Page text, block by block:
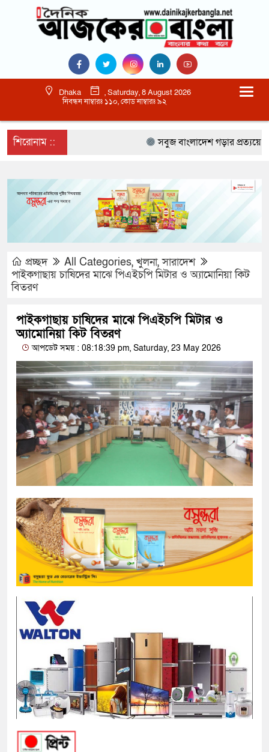
Dhaka
, Saturday, 8 August 2026
নিবন্ধন নাম্বারঃ ১১০, কোড নাম্বারঃ ৯২
শিরোনাম :: সবুজ বাংলাদেশ গড়ার প্রত্যয়ে
প্রচ্ছদ All Categories, খুলনা,সারাদেশ
পাইকগাছায় চাষিদের মাঝে পিএইচপি মিটার ও অ্যামোনিয়া কিট
বিতরণ
পাইকগাছায় চাষিদের মাঝে পিএইচপি মিটার ও
অ্যামোনিয়া কিট বিতরণ
আপডেট সময় : 08:18:39 pm, Saturday, 23 May 2026